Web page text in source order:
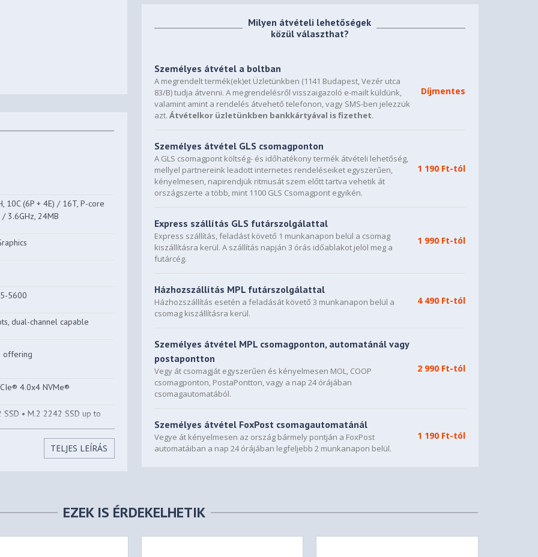
(6P + 4E) / 16T, P-core
3.6GHz, 24MB
5600
dual-channel capable
offering
4.0x4 NVMe®
• M.2 2242 SSD up to
2242 PCIe® 4.0 x4 slot • One
TELJES LEÍRÁS
Milyen átvételi lehetőségek
közül választhat?
Személyes átvétel a boltban
A megrendelt termék(ek)et Üzletünkben (1141 Budapest, Vezér utca
83/B) tudja átvenni. A megrendelésről visszaigazoló e-mailt küldünk,
valamint amint a rendelés átvehető telefonon, vagy SMS-ben jelezzük
azt.Átvételkor üzletünkben bankkártyával is fizethet.
Díjmentes
Személyes átvétel GLS csomagponton
A GLS csomagpont költség- és időhatékony termék átvételi lehetőség,
mellyel partnereink leadott internetes rendeléseiket egyszerűen,
kényelmesen, napirendjük ritmusát szem előtt tartva vehetik át
országszerte a több, mint 1100 GLS Csomagpont egyikén.
1 190 Ft-tól
Express szállítás GLS futárszolgálattal
Express szállítás, feladást követő 1 munkanapon belül a csomag
kiszállításra kerül. A szállítás napján 3 órás időablakot jelöl meg a
futárcég.
1 990 Ft-tól
Házhozszállítás MPL futárszolgálattal
Házhozszállítás esetén a feladását követő 3 munkanapon belül a
csomag kiszállításra kerül.
4 490 Ft-tól
Személyes átvétel MPL csomagponton, automatánál vagy
postapontton
Vegy át csomagját egyszerűen és kényelmesen MOL, COOP
csomagponton, PostaPontton, vagy a nap 24 órájában
csomagautomatából.
2 990 Ft-tól
Személyes átvétel FoxPost csomagautomatánál
Vegye át kényelmesen az ország bármely pontján a FoxPost
automatáiban a nap 24 órájában legfeljebb 2 munkanapon belül.
1 190 Ft-tól
EZEK IS ÉRDEKELHETIK